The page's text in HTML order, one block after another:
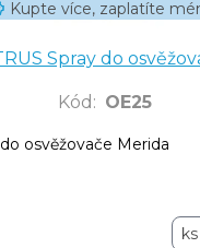
Kupte více, zaplatíte
Spray do
Kód : OE25
osvěžovače Merida